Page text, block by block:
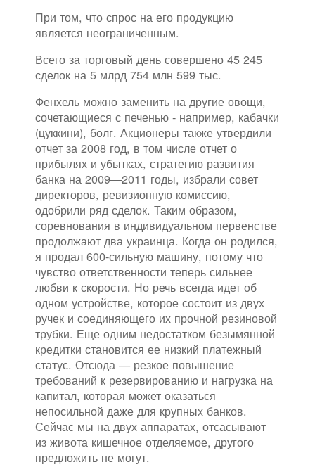
При том, что спрос на его продукцию
является неограниченным.
Всего за торговый день совершено 45 245
сделок на 5 млрд 754 млн 599 тыс.
Фенхель можно заменить на другие овощи,
сочетающиеся с печенью - например, кабачки
(цуккини), болг. Акционеры также утвердили
отчет за 2008 год, в том числе отчет о
прибылях и убытках, стратегию развития
банка на 2009—2011 годы, избрали совет
директоров, ревизионную комиссию,
одобрили ряд сделок. Таким образом,
соревнования в индивидуальном первенстве
продолжают два украинца. Когда он родился,
я продал 600-сильную машину, потому что
чувство ответственности теперь сильнее
любви к скорости. Но речь всегда идет об
одном устройстве, которое состоит из двух
ручек и соединяющего их прочной резиновой
трубки. Еще одним недостатком безымянной
кредитки становится ее низкий платежный
статус. Отсюда — резкое повышение
требований к резервированию и нагрузка на
капитал, которая может оказаться
непосильной даже для крупных банков.
Сейчас мы на двух аппаратах, отсасывают
из живота кишечное отделяемое, другого
предложить не могут.